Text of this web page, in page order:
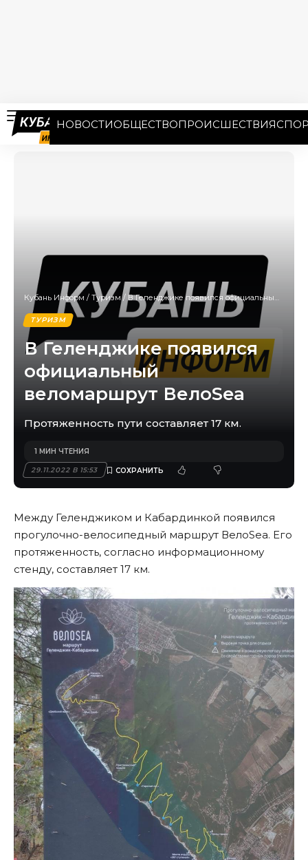
НОВОСТИОБЩЕСТВОПРОИСШЕСТВИЯ
Кубань Информ / Туризм/ В Геленджике появился официальный веломаршрут ВелоSea
ТУРИЗМ
В Геленджике появился
официальный
веломаршрут ВелоSea
Протяженность пути составляет 17 км.
29.11.2022 В 15:53
1 МИН ЧТЕНИЯ
Между Геленджиком и Кабардинкой появился
прогулочно-велосипедный маршрут ВелоSea. Его
протяженность, согласно информационному
стенду, составляет 17 км.